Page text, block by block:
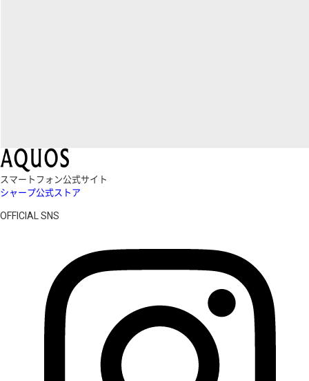
スマートフォン公式サイト
シャープ公式ストア
OFFICIAL SNS